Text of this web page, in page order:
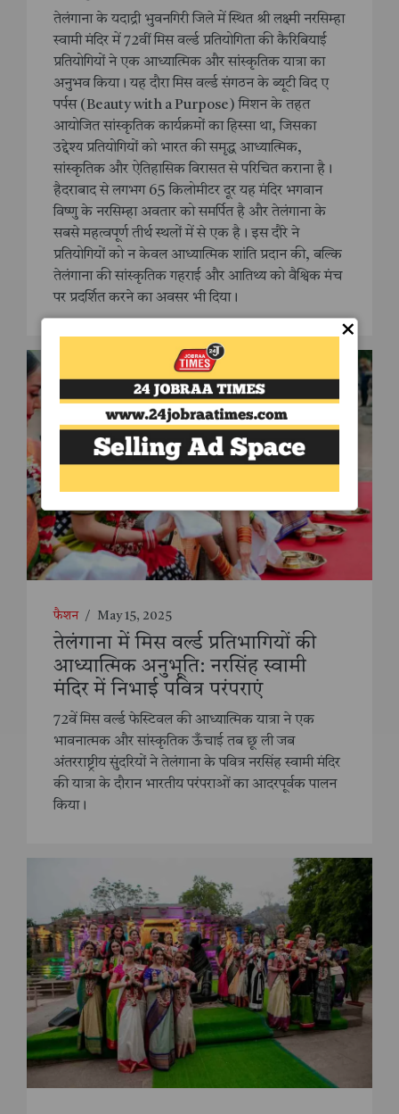
तेलंगाना के यदाद्री भुवनगिरी जिले में स्थित श्री लक्ष्मी नरसिम्हा
स्वामी मंदिर में 72वीं मिस वर्ल्ड प्रतियोगिता की कैरिबियाई
प्रतियोगियों ने एक आध्यात्मिक और सांस्कृतिक यात्रा का
अनुभव किया। यह दौरा मिस वर्ल्ड संगठन के ब्यूटी विद ए
पर्पस (Beauty with a Purpose) मिशन के तहत
आयोजित सांस्कृतिक कार्यक्रमों का हिस्सा था, जिसका
उद्देश्य प्रतियोगियों को भारत की समृद्ध आध्यात्मिक,
सांस्कृतिक और ऐतिहासिक विरासत से परिचित कराना है।
हैदराबाद से लगभग 65 किलोमीटर दूर यह मंदिर भगवान
विष्णु के नरसिम्हा अवतार को समर्पित है और तेलंगाना के
सबसे महत्वपूर्ण तीर्थ स्थलों में से एक है। इस दौरे ने
प्रतियोगियों को न केवल आध्यात्मिक शांति प्रदान की, बल्कि
तेलंगाना की सांस्कृतिक गहराई और आतिथ्य को वैश्विक मंच
पर प्रदर्शित करने का अवसर भी दिया।
फैशन / May 15, 2025
तेलंगाना में मिस वर्ल्ड प्रतिभागियों की
आध्यात्मिक अनुभूति: नरसिंह स्वामी
मंदिर में निभाई पवित्र परंपराएं
72वें मिस वर्ल्ड फेस्टिवल की आध्यात्मिक यात्रा ने एक
भावनात्मक और सांस्कृतिक ऊँचाई तब छू ली जब
अंतरराष्ट्रीय सुंदरियों ने तेलंगाना के पवित्र नरसिंह स्वामी मंदिर
की यात्रा के दौरान भारतीय परंपराओं का आदरपूर्वक पालन
किया।
×